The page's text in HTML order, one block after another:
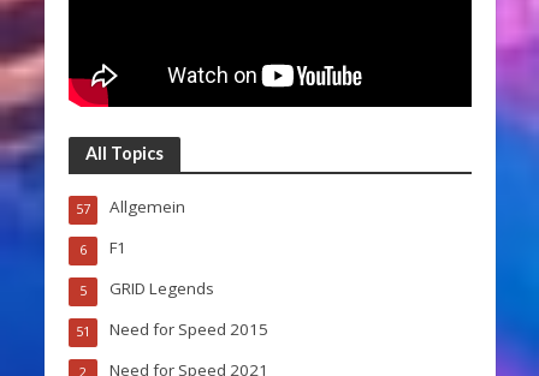
All Topics
Allgemein
57
F1
6
GRID Legends
5
Need for Speed 2015
51
Need for Speed 2021
2